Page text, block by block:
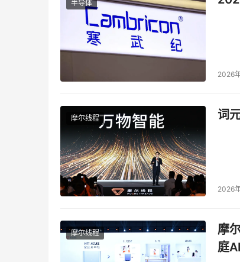
ROSE热备份软件的中国总代，同时也是
要么是有自己的硬件产品，要么是软件产
另外一方面，风险很多时候藏于总包、
一同参与到客户的应用调试中，并且因为
具有挑战性的还是技术风险，正因为存
压力重重，对SI来说，工程师是最宝贵的
上，工程师就是成本，哪个环节有了问题
的风险，那么对照其不同于其他SI的资源
会让总包在对弈中多出一分力量。
中寻求平衡，存储SI有更多的支点，只要
算机产品与流通》
半导体
2026
摩尔线程 词
2026
摩尔线程
摩
庭